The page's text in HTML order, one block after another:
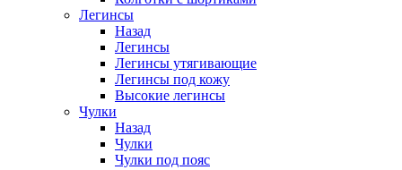
Легинсы
Назад
Легинсы
Легинсы утягивающие
Легинсы под кожу
Высокие легинсы
Чулки
Назад
Чулки
Чулки под пояс